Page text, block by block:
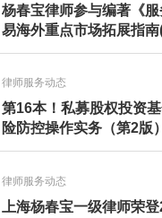
杨春宝律师参与编著《
易海外重点市场拓展指南
卷·意大利)》
律师服务动态
第16本！私募股权投资
险防控操作实务（第2版
律师服务动态
上海杨春宝一级律师荣